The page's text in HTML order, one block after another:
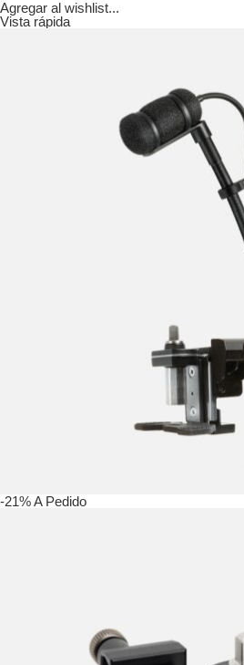
Agregar al wishlist...
Vista rápida
-21%A Pedido